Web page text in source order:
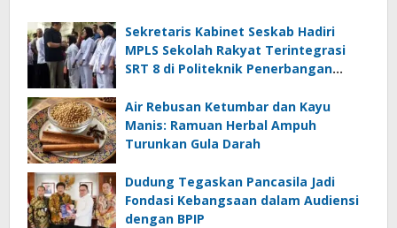
Sekretaris Kabinet Seskab Hadiri
MPLS Sekolah Rakyat Terintegrasi
SRT 8 di Politeknik Penerbangan
Air Rebusan Ketumbar dan Kayu
Manis: Ramuan Herbal Ampuh
Turunkan Gula Darah
Dudung Tegaskan Pancasila Jadi
Fondasi Kebangsaan dalam Audiensi
dengan BPIP